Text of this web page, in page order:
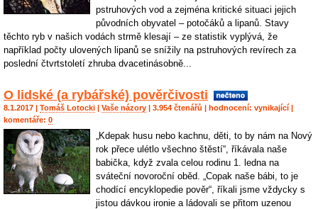
pstruhových vod a zejména kritické situaci jejich
původních obyvatel – potočáků a lipanů. Stavy
těchto ryb v našich vodách strmě klesají – ze statistik vyplývá, že
například počty ulovených lipanů se snížily na pstruhových revírech za
poslední čtvrtstoletí zhruba dvacetinásobně...
O lidské (a rybářské) pověrčivosti
8.1.2017 | Tomáš Lotocki Vaše názory | 3.954 čtenářů | hodnocení: vynikající
komentáře: 0
„Kdepak husu nebo kachnu, děti, to by nám na Nový
rok přece ulétlo všechno štěstí“, říkávala naše
babička, když zvala celou rodinu 1. ledna na
sváteční novoroční oběd. „Copak naše bábi, to je
chodící encyklopedie pověr“, říkali jsme vždycky s
jistou dávkou ironie a ládovali se přitom uzenou